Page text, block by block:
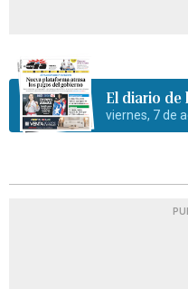
El diario de
viernes, 7 de